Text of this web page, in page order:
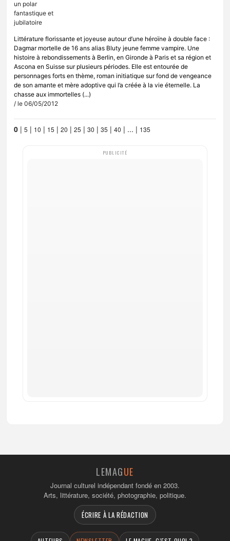
Littérature florissante et joyeuse autour d’une héroïne à double face :
Dagmar mortelle de 16 ans alias Bluty jeune femme vampire. Une
histoire à rebondissements à Berlin, en Gironde à Paris et sa région et
Ascona en Suisse sur plusieurs périodes. Elle est entourée de
personnages forts en thème, roman initiatique sur fond de vengeance
de son amante et mère adoptive qui l’a créée à la vie éternelle. La
chasse aux immortelles (...)
/ le 06/05/2012
0 | 5 | 10 | 15 | 20 | 25 | 30 | 35 | 40 | ... | 135
PUBLICITÉ
LEMAGUE
Journal culturel indépendant fondé en 2003.
Arts, littérature, société, photographie, politique.
ÉCRIRE À LA RÉDACTION